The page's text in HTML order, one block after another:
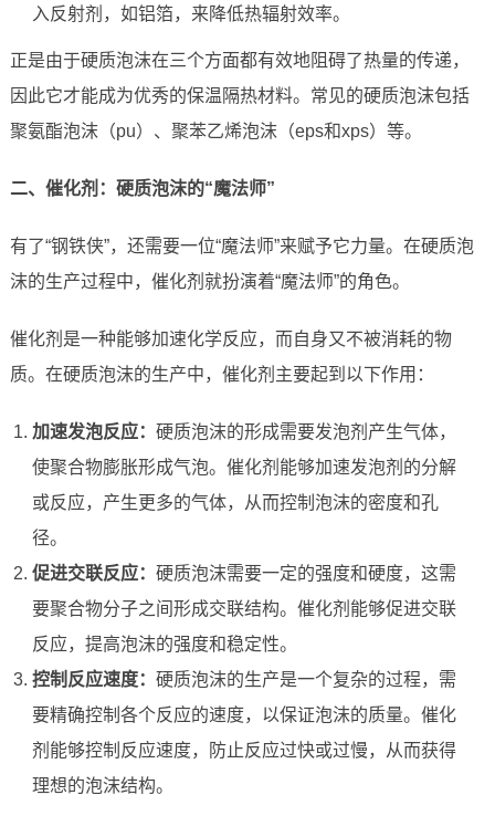
入反射剂，如铝箔，来降低热辐射效率。
正是由于硬质泡沫在三个方面都有效地阻碍了热量的传递，
因此它才能成为优秀的保温隔热材料。常见的硬质泡沫包括
聚氨酯泡沫（pu）、聚苯乙烯泡沫（eps和xps）等。
二、催化剂：硬质泡沫的“魔法师”
有了“钢铁侠”，还需要一位“魔法师”来赋予它力量。在硬质泡
沫的生产过程中，催化剂就扮演着“魔法师”的角色。
催化剂是一种能够加速化学反应，而自身又不被消耗的物
质。在硬质泡沫的生产中，催化剂主要起到以下作用：
加速发泡反应： 硬质泡沫的形成需要发泡剂产生气体，
使聚合物膨胀形成气泡。催化剂能够加速发泡剂的分解
或反应，产生更多的气体，从而控制泡沫的密度和孔
径。
促进交联反应： 硬质泡沫需要一定的强度和硬度，这需
要聚合物分子之间形成交联结构。催化剂能够促进交联
反应，提高泡沫的强度和稳定性。
控制反应速度： 硬质泡沫的生产是一个复杂的过程，需
要精确控制各个反应的速度，以保证泡沫的质量。催化
剂能够控制反应速度，防止反应过快或过慢，从而获得
理想的泡沫结构。